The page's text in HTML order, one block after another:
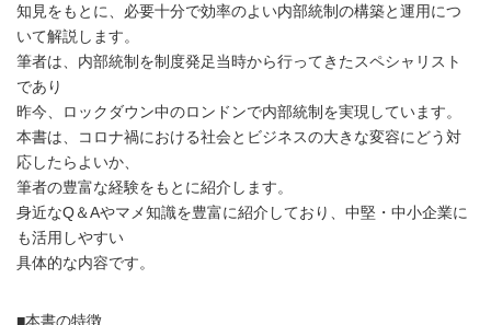
知見をもとに、必要十分で効率のよい内部統制の構築と運用につ
いて解説します。
筆者は、内部統制を制度発足当時から行ってきたスペシャリスト
であり
昨今、ロックダウン中のロンドンで内部統制を実現しています。
本書は、コロナ禍における社会とビジネスの大きな変容にどう対
応したらよいか、
筆者の豊富な経験をもとに紹介します。
身近なQ＆Aやマメ知識を豊富に紹介しており、中堅・中小企業に
も活用しやすい
具体的な内容です。
■本書の特徴